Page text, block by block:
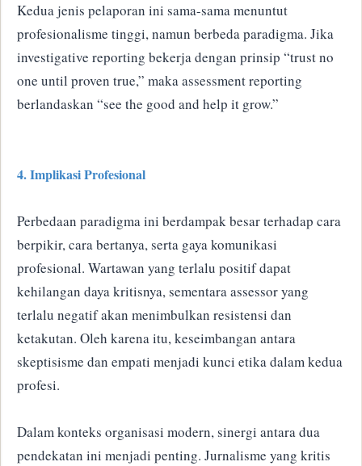
Kedua jenis pelaporan ini sama-sama menuntut
profesionalisme tinggi, namun berbeda paradigma. Jika
investigative reporting bekerja dengan prinsip “trust no
one until proven true,” maka assessment reporting
berlandaskan “see the good and help it grow.”
4. Implikasi Profesional
Perbedaan paradigma ini berdampak besar terhadap cara
berpikir, cara bertanya, serta gaya komunikasi
profesional. Wartawan yang terlalu positif dapat
kehilangan daya kritisnya, sementara assessor yang
terlalu negatif akan menimbulkan resistensi dan
ketakutan. Oleh karena itu, keseimbangan antara
skeptisisme dan empati menjadi kunci etika dalam kedua
profesi.
Dalam konteks organisasi modern, sinergi antara dua
pendekatan ini menjadi penting. Jurnalisme yang kritis